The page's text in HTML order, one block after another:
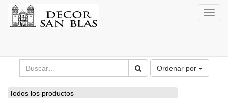
Ordenar por
Todos los productos